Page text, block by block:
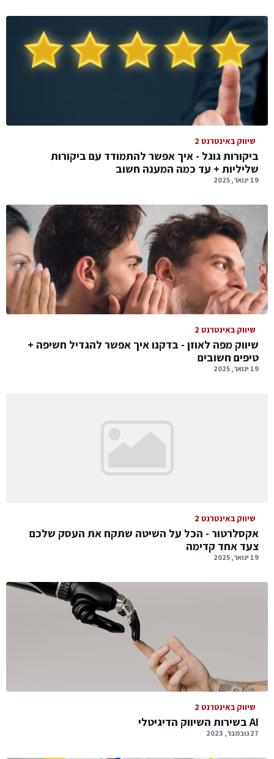
שיווק באינטרנט 2
ביקורות גוגל - איך אפשר להתמודד עם ביקורות
שליליות + עד כמה המענה חשוב
19 ינואר, 2025
שיווק באינטרנט 2
שיווק מפה לאוזן - בדקנו איך אפשר להגדיל חשיפה +
טיפים חשובים
19 ינואר, 2025
שיווק באינטרנט 2
אקסלרטור - הכל על השיטה שתקח את העסק שלכם
צעד אחד קדימה
19 ינואר, 2025
שיווק באינטרנט 2
AI בשירות השיווק הדיגיטלי
27 נובמבר, 2023